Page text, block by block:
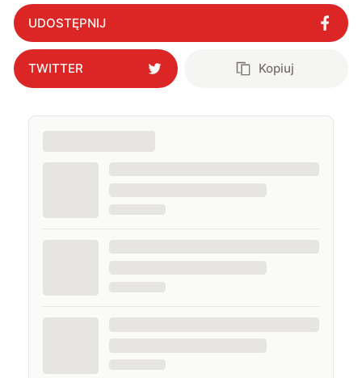
Online i PCWorld.pl, a od 2020 roku jestem związany z
WhatNext.pl, gdzie jestem zastępcą redaktora
naczelnego. Życie prywatne łączę z zawodowym,
interesując się nowymi technologiami, ale nie
pogardzę dobrą muzyką, serialem, grami
komputerowymi czy sportem.
UDOSTĘPNIJ
TWITTER Kopiuj